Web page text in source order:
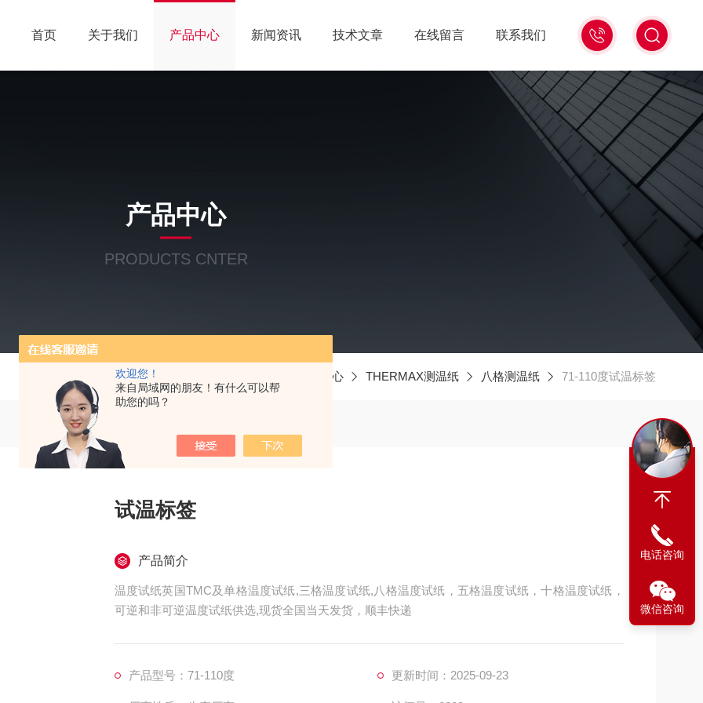
欢迎您！
来自局域网的朋友！有什么可以帮
助您的吗？
13439477936
首页 关于我们 产品中心 新闻资讯 技术文章 在线留言 联系我们
产品中心
PRODUCTS CNTER
产品中心 THERMAX测温纸 八格测温纸 71-110度试温标签
试温标签
产品简介
温度试纸英国TMC及单格温度试纸,三格温度试纸,八格温度试纸，五格温度试纸，十格温度试纸，
可逆和非可逆温度试纸供选,现货全国当天发货，顺丰快递
产品型号：71-110度 更新时间：2025-09-23
电话咨询
微信咨询